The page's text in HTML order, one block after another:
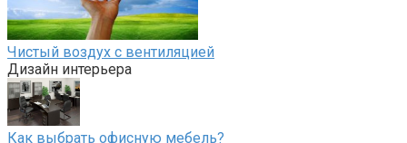
Чистый воздух с вентиляцией
Дизайн интерьера
Как выбрать офисную мебель?